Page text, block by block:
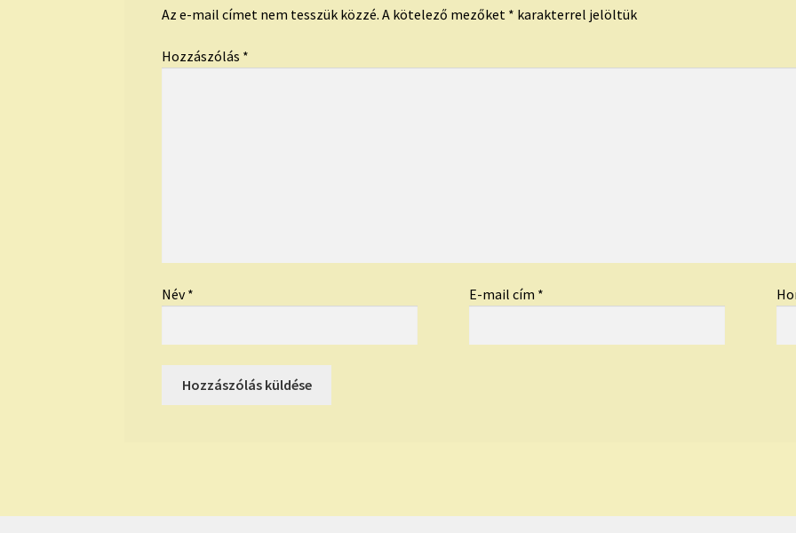
Az e-mail címet nem tesszük közzé. A kötelező mezőket * karakterrel jelöltük
Hozzászólás *
Név* E-mail cím *